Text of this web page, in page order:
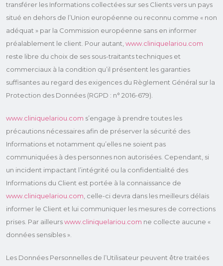
transférer les Informations collectées sur ses Clients vers un pays
situé en dehors de l’Union européenne ou reconnu comme « non
adéquat » par la Commission européenne sans en informer
préalablement le client. Pour autant, www.cliniquelariou.com
reste libre du choix de ses sous-traitants techniques et
commerciaux à la condition qu’il présentent les garanties
suffisantes au regard des exigences du Règlement Général sur la
Protection des Données (RGPD : n° 2016-679).
www.cliniquelariou.com s’engage à prendre toutes les
précautions nécessaires afin de préserver la sécurité des
Informations et notamment qu’elles ne soient pas
communiquées à des personnes non autorisées. Cependant, si
un incident impactant l’intégrité ou la confidentialité des
Informations du Client est portée à la connaissance de
www.cliniquelariou.com , celle-ci devra dans les meilleurs délais
informer le Client et lui communiquer les mesures de corrections
prises. Par ailleurswww.cliniquelariou.com ne collecte aucune «
données sensibles ».
Les Données Personnelles de l’Utilisateur peuvent être traitées